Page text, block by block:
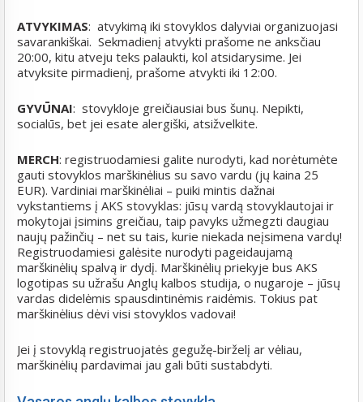
ATVYKIMAS: atvykimą iki stovyklos dalyviai organizuojasi
savarankiškai. Sekmadienį atvykti prašome ne anksčiau
20:00, kitu atveju teks palaukti, kol atsidarysime. Jei
atvyksite pirmadienį, prašome atvykti iki 12:00.
GYVŪNAI: stovykloje greičiausiai bus šunų. Nepikti,
socialūs, bet jei esate alergiški, atsižvelkite.
MERCH: registruodamiesi galite nurodyti, kad norėtumėte
gauti stovyklos marškinėlius su savo vardu (jų kaina 25
EUR). Vardiniai marškinėliai – puiki mintis dažnai
vykstantiems į AKS stovyklas: jūsų vardą stovyklautojai ir
mokytojai įsimins greičiau, taip pavyks užmegzti daugiau
naujų pažinčių – net su tais, kurie niekada neįsimena vardų!
Registruodamiesi galėsite nurodyti pageidaujamą
marškinėlių spalvą ir dydį. Marškinėlių priekyje bus AKS
logotipas su užrašu Anglų kalbos studija, o nugaroje – jūsų
vardas didelėmis spausdintinėmis raidėmis. Tokius pat
marškinėlius dėvi visi stovyklos vadovai!
Jei į stovyklą registruojatės gegužę-birželį ar vėliau,
marškinėlių pardavimai jau gali būti sustabdyti.